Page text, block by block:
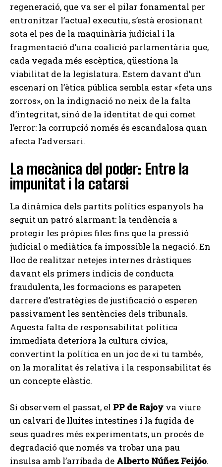
regeneració, que va ser el pilar fonamental per
entronitzar l’actual executiu, s’està erosionant
sota el pes de la maquinària judicial i la
fragmentació d’una coalició parlamentària que,
cada vegada més escèptica, qüestiona la
viabilitat de la legislatura. Estem davant d’un
escenari on l’ètica pública sembla estar «feta uns
zorros», on la indignació no neix de la falta
d’integritat, sinó de la identitat de qui comet
l’error: la corrupció només és escandalosa quan
afecta l’adversari.
La mecànica del poder: Entre la
impunitat i la catarsi
La dinàmica dels partits polítics espanyols ha
seguit un patró alarmant: la tendència a
protegir les pròpies files fins que la pressió
judicial o mediàtica fa impossible la negació. En
lloc de realitzar netejes internes dràstiques
davant els primers indicis de conducta
fraudulenta, les formacions es parapeten
darrere d’estratègies de justificació o esperen
passivament les sentències dels tribunals.
Aquesta falta de responsabilitat política
immediata deteriora la cultura cívica,
convertint la política en un joc de «i tu també»,
on la moralitat és relativa i la responsabilitat és
un concepte elàstic.
Si observem el passat, el PP de Rajoy va viure
un calvari de lluites intestines i la fugida de
seus quadres més experimentats, un procés de
degradació que només va trobar una pau
insulsa amb l’arribada de Alberto Núñez Feijóo.